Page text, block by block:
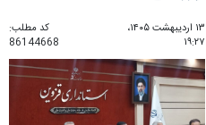
۱۳ اردیبهشت ۱۴۰۵،
۱۹:۲۷
کد مطلب:
86144668